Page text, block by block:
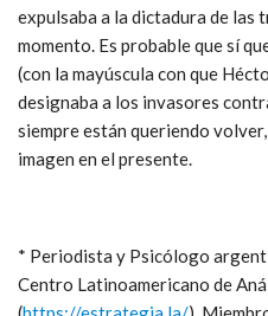
expulsaba a la dictadura de las
momento. Es probable que sí
(con la mayúscula con que
designaba a los invasores
siempre están queriendo
imagen en el presente.
* Periodista y Psicólogo
Centro Latinoamericano de